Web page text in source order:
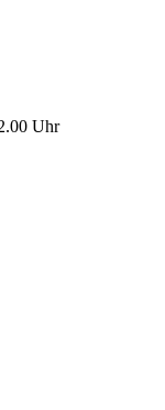
Uhr